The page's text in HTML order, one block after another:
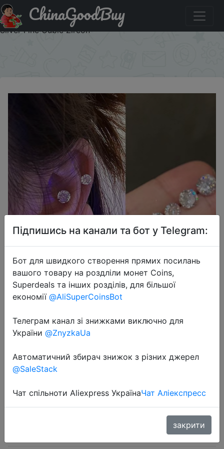
Придбати Stud Eearrings wanita Women's Sterling Silver
5A Zircon Earrings Fashion Layerde Earrings 925 Sterling
Silver Fine Cubic Zircon
ChinaGoodBuy
2024-07-07
Sterling Silver 5A Zircon Earrings
Fashion Layerde Earrings 925
Sterling Silver Fine Cubic Zircon
$0.21
Підпишись на канали та бот у Telegram:
Бот для швидкого створення прямих посилань
вашого товару на роздліли монет Coins,
Superdeals та інших розділів, для більшої
економії @AliSuperCoinsBot
Телеграм канал зі знижками виключно для
України @ZnyzkaUa
Автоматичний збирач знижок з різних джерел
@SaleStack
Чат спільноти Aliexpress УкраїнаЧат Аліекспресс
закрити